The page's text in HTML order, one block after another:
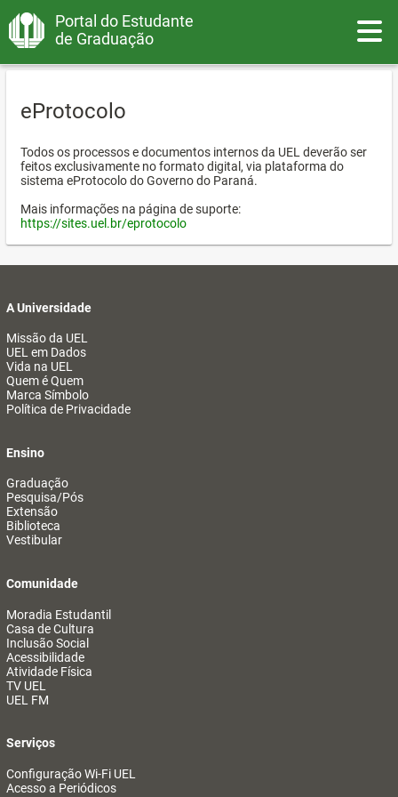
Portal do Estudante
de Graduação
eProtocolo
Todos os processos e documentos internos da UEL deverão ser
feitos exclusivamente no formato digital, via plataforma do
sistema eProtocolo do Governo do Paraná.
Mais informações na página de suporte:
https://sites.uel.br/eprotocolo
A Universidade
Missão da UEL
UEL em Dados
Vida na UEL
Quem é Quem
Marca Símbolo
Política de Privacidade
Ensino
Graduação
Pesquisa/Pós
Extensão
Biblioteca
Vestibular
Comunidade
Moradia Estudantil
Casa de Cultura
Inclusão Social
Acessibilidade
Atividade Física
TV UEL
UEL FM
Serviços
Configuração Wi-Fi UEL
Acesso a Periódicos